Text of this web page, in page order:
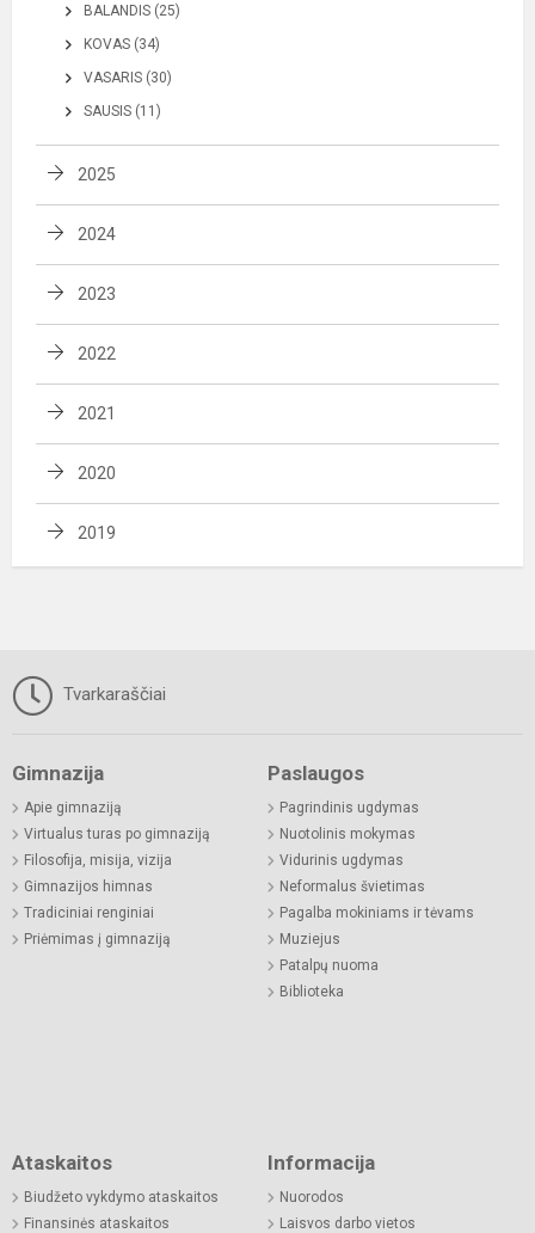
BALANDIS (25)
KOVAS (34)
VASARIS (30)
SAUSIS (11)
2025
2024
2023
2022
2021
2020
2019
Tvarkaraščiai
Gimnazija
Apie gimnaziją
Virtualus turas po gimnaziją
Filosofija, misija, vizija
Gimnazijos himnas
Tradiciniai renginiai
Priėmimas į gimnaziją
Paslaugos
Pagrindinis ugdymas
Nuotolinis mokymas
Vidurinis ugdymas
Neformalus švietimas
Pagalba mokiniams ir tėvams
Muziejus
Patalpų nuoma
Biblioteka
Ataskaitos
Biudžeto vykdymo ataskaitos
Finansinės ataskaitos
Informacija
Nuorodos
Laisvos darbo vietos